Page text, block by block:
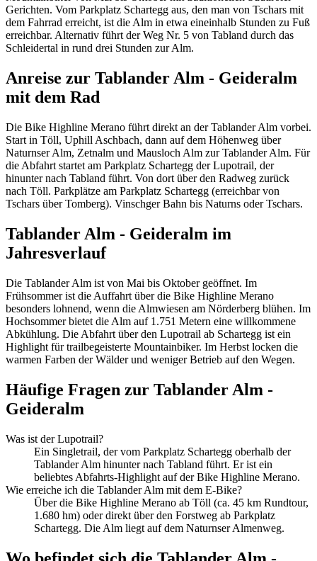
Gerichten. Vom Parkplatz Schartegg aus, den man von Tschars mit
dem Fahrrad erreicht, ist die Alm in etwa eineinhalb Stunden zu Fuß
erreichbar. Alternativ führt der Weg Nr. 5 von Tabland durch das
Schleidertal in rund drei Stunden zur Alm.
Anreise zur Tablander Alm - Geideralm
mit dem Rad
Die Bike Highline Merano führt direkt an der Tablander Alm vorbei.
Start in Töll, Uphill Aschbach, dann auf dem Höhenweg über
Naturnser Alm, Zetnalm und Mausloch Alm zur Tablander Alm. Für
die Abfahrt startet am Parkplatz Schartegg der Lupotrail, der
hinunter nach Tabland führt. Von dort über den Radweg zurück
nach Töll. Parkplätze am Parkplatz Schartegg (erreichbar von
Tschars über Tomberg). Vinschger Bahn bis Naturns oder Tschars.
Tablander Alm - Geideralm im
Jahresverlauf
Die Tablander Alm ist von Mai bis Oktober geöffnet. Im
Frühsommer ist die Auffahrt über die Bike Highline Merano
besonders lohnend, wenn die Almwiesen am Nörderberg blühen. Im
Hochsommer bietet die Alm auf 1.751 Metern eine willkommene
Abkühlung. Die Abfahrt über den Lupotrail ab Schartegg ist ein
Highlight für trailbegeisterte Mountainbiker. Im Herbst locken die
warmen Farben der Wälder und weniger Betrieb auf den Wegen.
Häufige Fragen zur Tablander Alm -
Geideralm
Was ist der Lupotrail?
Ein Singletrail, der vom Parkplatz Schartegg oberhalb der
Tablander Alm hinunter nach Tabland führt. Er ist ein
beliebtes Abfahrts-Highlight auf der Bike Highline Merano.
Wie erreiche ich die Tablander Alm mit dem E-Bike?
Über die Bike Highline Merano ab Töll (ca. 45 km Rundtour,
1.680 hm) oder direkt über den Forstweg ab Parkplatz
Schartegg. Die Alm liegt auf dem Naturnser Almenweg.